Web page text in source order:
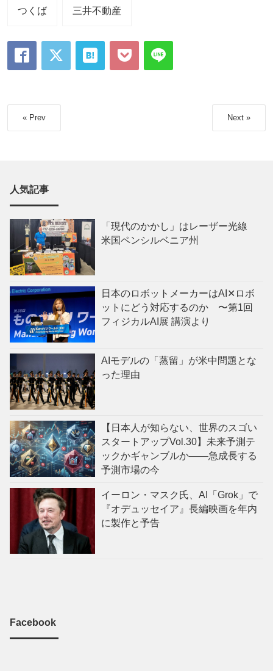
つくば 三井不動産
« Prev Next »
人気記事
「現代のかかし」はレーザー光線
米国ペンシルベニア州
日本のロボットメーカーはAI✕ロボ
ットにどう対応するのか 〜第1回
フィジカルAI展 講演より
AIモデルの「蒸留」が米中問題とな
った理由
【日本人が知らない、世界のスゴい
スタートアップVol.30】未来予測テ
ックかギャンブルか——急成長する
予測市場の今
イーロン・マスク氏、AI「Grok」で
『オデュッセイア』長編映画を年内
に製作と予告
Facebook